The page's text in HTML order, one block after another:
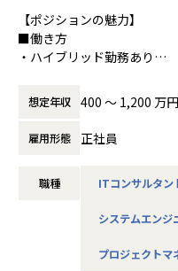
ホープスはそのような企業
しています。
大手企業、中規模企業向け
IT開発関連業務
ホープスでは
く、プロジェ
ワークライフ
【ポジションの魅力】
■働き方
・ハイブリッド勤務あり
・残業平均月10時間
・ワークライフバランス充実
■仕事面
・プライム案件へのチャレ
∟案件の紹介も多く豊富
・ニッチトップを狙える！
【本部長廣瀬より】
想定年収 400 〜 1,200 万
雇用形態 正社員
職種 ITコンサルタン
システムエンジ
プロジェクトマ